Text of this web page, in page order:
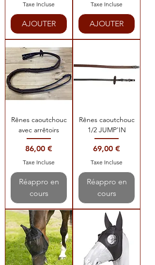
Taxe Incluse
AJOUTER
Taxe Incluse
AJOUTER
Rênes caoutchouc
avec arrêtoirs
Prix
86,00 €
Taxe Incluse
Réappro en
cours
Rênes caoutchouc
1/2 JUMP'IN
Prix
69,00 €
Taxe Incluse
Réappro en
cours